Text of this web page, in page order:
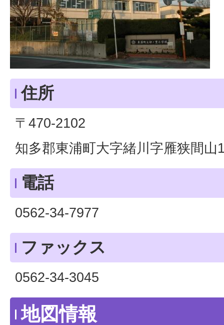
住所
〒470-2102
知多郡東浦町大字緒川字雁狭間山
電話
0562-34-7977
ファックス
0562-34-3045
地図情報